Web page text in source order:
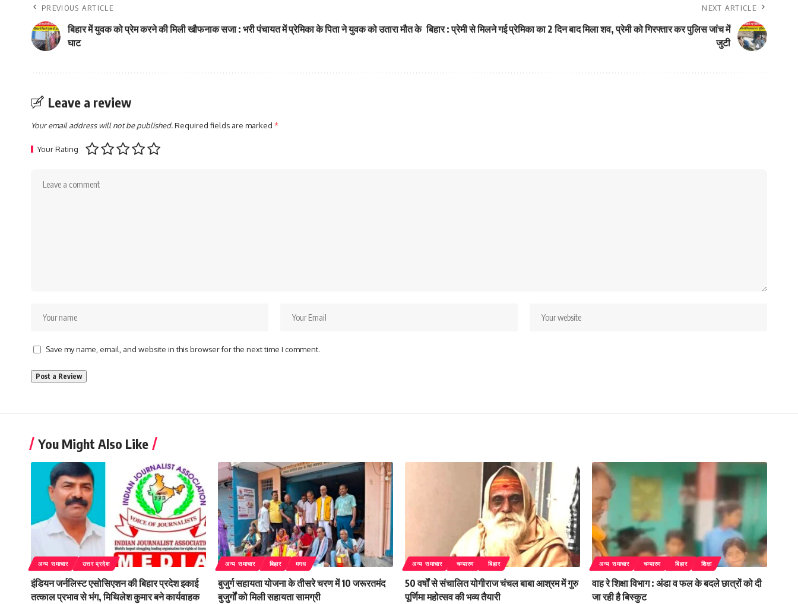
PREVIOUS ARTICLE
बिहार में युवक को प्रेम करने की मिली खौफनाक सजा : भरी पंचायत में प्रेमिका के पिता ने युवक को उतारा मौत के
घाट
NEXT ARTICLE
बिहार : प्रेमी से मिलने गई प्रेमिका का 2 दिन बाद मिला शव, प्रेमी को गिरफ्तार कर पुलिस जांच में
जुटी
Leave a review
Your email address will not be published.Required fields are marked *
Your Rating
Save my name, email, and website in this browser for the next time I comment.
You Might Also Like
अन्य समाचार उत्तर प्रदेश
इंडियन जर्नलिस्ट एसोसिएशन की बिहार प्रदेश इकाई
तत्काल प्रभाव से भंग, मिथिलेश कुमार बने कार्यवाहक
अन्य समाचार बिहार मगध
बुजुर्ग सहायता योजना के तीसरे चरण में 10 जरूरतमंद
बुजुर्गों को मिली सहायता सामग्री
अन्य समाचार चम्पारण बिहार
50 वर्षों से संचालित योगीराज चंचल बाबा आश्रम में गुरु
पूर्णिमा महोत्सव की भव्य तैयारी
अन्य समाचार चम्पारण बिहार शिक्षा
वाह रे शिक्षा विभाग : अंडा व फल के बदले छात्रों को दी
जा रही है बिस्कुट